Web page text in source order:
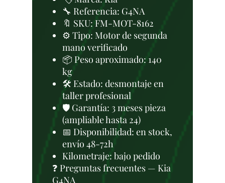
🔧 Referencia: G4NA
🔖 SKU: FM-MOT-8162
⚙️ Tipo: Motor de segunda
mano verificado
📦 Peso aproximado: 140
kg
🛠 Estado: desmontaje en
taller profesional
🛡️ Garantía: 3 meses pieza
(ampliable hasta 24)
📅 Disponibilidad: en stock,
envío 48-72h
Kilometraje: bajo pedido
❓ Preguntas frecuentes — Kia
G4NA